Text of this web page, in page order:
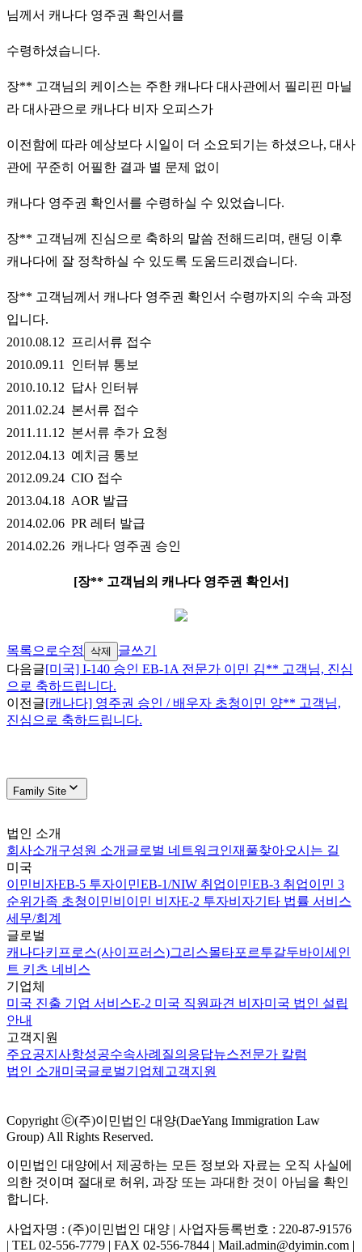
님께서 캐나다 영주권 확인서를
수령하셨습니다.
장** 고객님의 케이스는 주한 캐나다 대사관에서 필리핀 마닐
라 대사관으로 캐나다 비자 오피스가
이전함에 따라 예상보다 시일이 더 소요되기는 하셨으나, 대사
관에 꾸준히 어필한 결과 별 문제 없이
캐나다 영주권 확인서를 수령하실 수 있었습니다.
장** 고객님께 진심으로 축하의 말씀 전해드리며, 랜딩 이후
캐나다에 잘 정착하실 수 있도록 도움드리겠습니다.
장** 고객님께서 캐나다 영주권 확인서 수령까지의 수속 과정
입니다.
2010.08.12 프리서류 접수
2010.09.11 인터뷰 통보
2010.10.12 답사 인터뷰
2011.02.24 본서류 접수
2011.11.12 본서류 추가 요청
2012.04.13 예치금 통보
2012.09.24 CIO 접수
2013.04.18 AOR 발급
2014.02.06 PR 레터 발급
2014.02.26 캐나다 영주권 승인
[장** 고객님의 캐나다 영주권 확인서]
목록으로수정 삭제
글쓰기
다음글[미국] I-140 승인 EB-1A 전문가 이민 김** 고객님, 진심
으로 축하드립니다.
이전글[캐나다] 영주권 승인 / 배우자 초청이민 양** 고객님,
진심으로 축하드립니다.
Family Site
법인 소개
회사소개 구성원 소개 글로벌 네트워크인재풀찾아오시는 길
미국
이민비자EB-5 투자이민EB-1/NIW 취업이민EB-3 취업이민 3
순위 가족 초청이민비이민 비자E-2 투자비자기타 법률 서비스
세무/회계
글로벌
캐나다키프로스(사이프러스)그리스몰타포르투갈두바이 세인
트 키츠 네비스
기업체
미국 진출 기업 서비스E-2 미국 직원파견 비자미국 법인 설립
안내
고객지원
주요공지사항성공수속사례 질의응답뉴스전문가 칼럼
법인 소개 미국글로벌기업체 고객지원
Copyright ⓒ(주)이민법인 대양(DaeYang Immigration Law
Group) All Rights Reserved.
이민법인 대양에서 제공하는 모든 정보와 자료는 오직 사실에
의한 것이며 절대로 허위, 과장 또는 과대한 것이 아님을 확인
합니다.
사업자명 : (주)이민법인 대양 | 사업자등록번호 : 220-87-91576
| TEL 02-556-7779 | FAX 02-556-7844 | Mail.admin@dyimin.com |